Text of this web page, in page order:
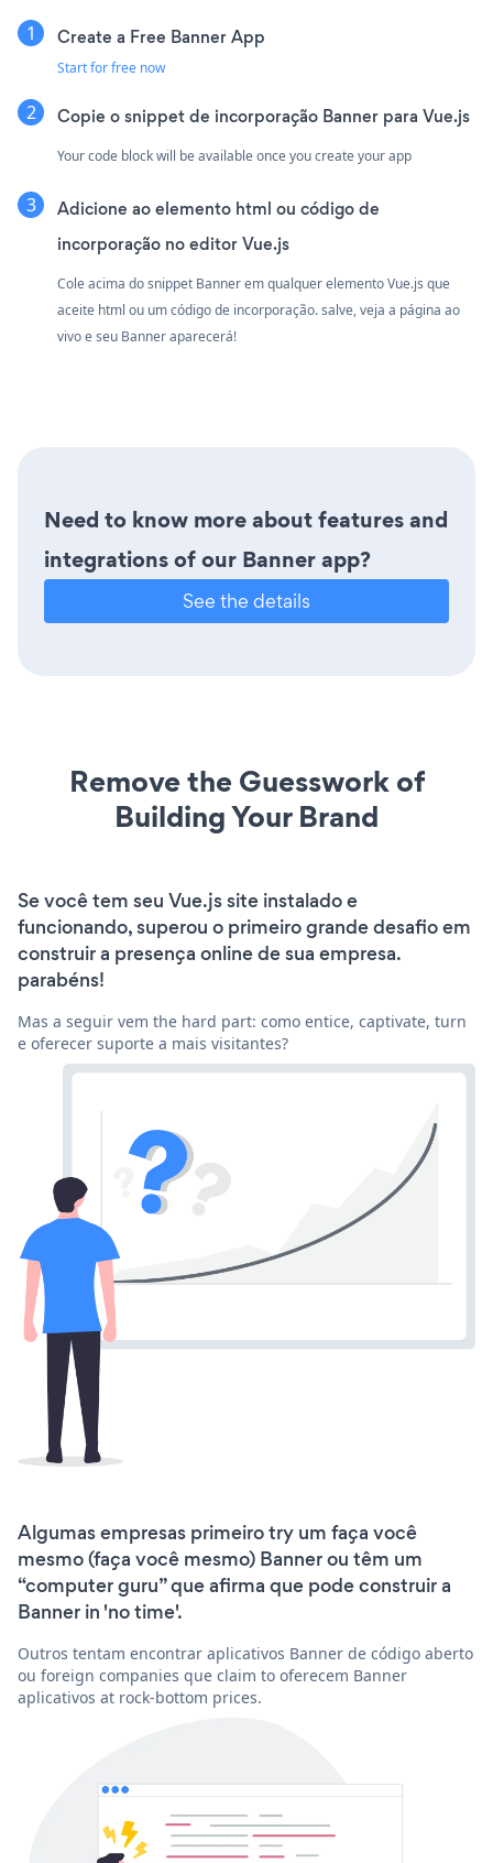
Create a Free Banner App
Start for free now
Copie o snippet de incorporação Banner para Vue.js
Your code block will be available once you create your app
Adicione ao elemento html ou código de
incorporação no editor Vue.js
Cole acima do snippet Banner em qualquer elemento Vue.js que
aceite html ou um código de incorporação. salve, veja a página ao
vivo e seu Banner aparecerá!
Need to know more about features and
integrations of our Banner app?
See the details
Remove the Guesswork of
Building Your Brand
Se você tem seu Vue.js site instalado e
funcionando, superou o primeiro grande desafio em
construir a presença online de sua empresa.
parabéns!
Mas a seguir vem the hard part: como entice, captivate, turn
e oferecer suporte a mais visitantes?
Algumas empresas primeiro try um faça você
mesmo (faça você mesmo) Banner ou têm um
“computer guru” que afirma que pode construir a
Banner in 'no time'.
Outros tentam encontrar aplicativos Banner de código aberto
ou foreign companies que claim to oferecem Banner
aplicativos at rock-bottom prices.